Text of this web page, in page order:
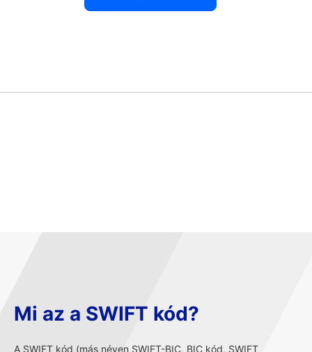
Mi az a SWIFT kód?
A SWIFT kód (más néven SWIFT-BIC, BIC kód, SWIFT